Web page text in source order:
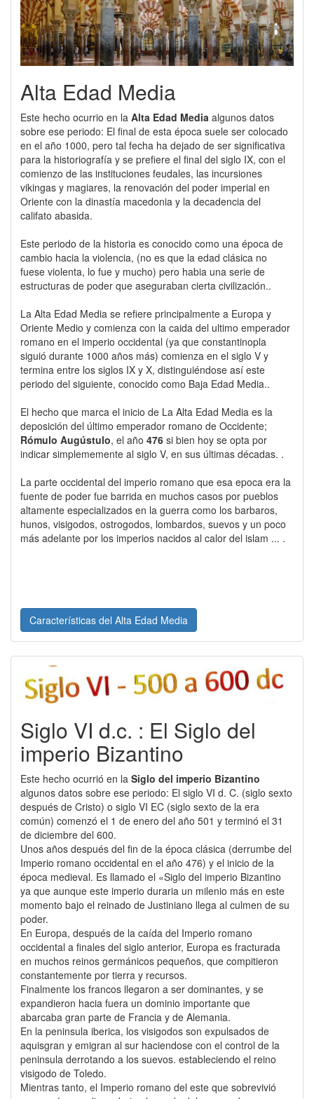
Alta Edad Media
Este hecho ocurrio en la Alta Edad Media algunos datos
sobre ese periodo: El final de esta época suele ser colocado
en el año 1000, pero tal fecha ha dejado de ser significativa
para la historiografía y se prefiere el final del siglo IX, con el
comienzo de las instituciones feudales, las incursiones
vikingas y magiares, la renovación del poder imperial en
Oriente con la dinastía macedonia y la decadencia del
califato abasida.
Este periodo de la historia es conocido como una época de
cambio hacia la violencia, (no es que la edad clásica no
fuese violenta, lo fue y mucho) pero habia una serie de
estructuras de poder que aseguraban cierta civilización..
La Alta Edad Media se refiere principalmente a Europa y
Oriente Medio y comienza con la caida del ultimo emperador
romano en el imperio occidental (ya que constantinopla
siguió durante 1000 años más) comienza en el siglo V y
termina entre los siglos IX y X, distinguiéndose así este
periodo del siguiente, conocido como Baja Edad Media..
El hecho que marca el inicio de La Alta Edad Media es la
deposición del último emperador romano de Occidente;
Rómulo Augústulo, el año 476 si bien hoy se opta por
indicar simplememente al siglo V, en sus últimas décadas. .
La parte occidental del imperio romano que esa epoca era la
fuente de poder fue barrida en muchos casos por pueblos
altamente especializados en la guerra como los barbaros,
hunos, visigodos, ostrogodos, lombardos, suevos y un poco
más adelante por los imperios nacidos al calor del islam ... .
Características del Alta Edad Media
Siglo VI d.c. : El Siglo del
imperio Bizantino
Este hecho ocurrió en la Siglo del imperio Bizantino
algunos datos sobre ese periodo: El siglo VI d. C. (siglo sexto
después de Cristo) o siglo VI EC (siglo sexto de la era
común) comenzó el 1 de enero del año 501 y terminó el 31
de diciembre del 600.
Unos años después del fin de la época clásica (derrumbe del
Imperio romano occidental en el año 476) y el inicio de la
época medieval. Es llamado el «Siglo del imperio Bizantino
ya que aunque este imperio duraria un milenio más en este
momento bajo el reinado de Justiniano llega al culmen de su
poder.
En Europa, después de la caída del Imperio romano
occidental a finales del siglo anterior, Europa es fracturada
en muchos reinos germánicos pequeños, que compitieron
constantemente por tierra y recursos.
Finalmente los francos llegaron a ser dominantes, y se
expandieron hacia fuera un dominio importante que
abarcaba gran parte de Francia y de Alemania.
En la peninsula iberica, los visigodos son expulsados de
aquisgran y emigran al sur haciendose con el control de la
peninsula derrotando a los suevos. estableciendo el reino
visigodo de Toledo.
Mientras tanto, el Imperio romano del este que sobrevivió